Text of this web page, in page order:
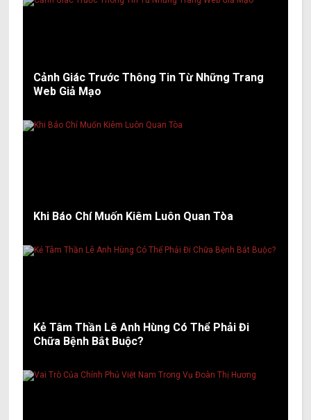
Cảnh Giác Trước Thông Tin Từ Những Trang
Web Giả Mạo
Khi Báo Chí Muốn Kiêm Luôn Quan Tòa
Kẻ Tâm Thần Lê Anh Hùng Có Thể Phải Đi
Chữa Bệnh Bắt Buộc?